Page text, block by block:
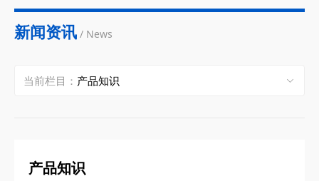
新闻资讯 / News
当前栏目：
产品知识